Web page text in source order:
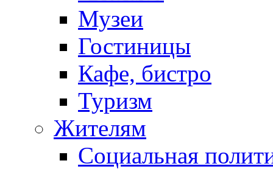
Музеи
Гостиницы
Кафе, бистро
Туризм
Жителям
Социальная